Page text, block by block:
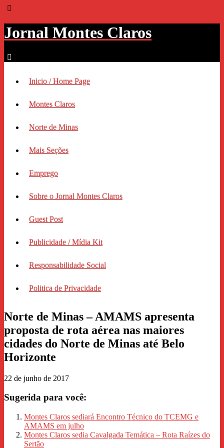
Jornal Montes Claros
Inicio / Home Page
Montes Claros
Norte de Minas
Mais Seções
Emprego
Sobre o Jornal Montes Claros
Guest Post
Publicidade / Mídia Kit
Responsabilidade Social
Politica de Privacidade
Norte de Minas – AMAMS apresenta
proposta de rota aérea nas maiores
cidades do Norte de Minas até Belo
Horizonte
22 de junho de 2017
Sugerida para você:
Montes Claros sediará Encontro Técnico do TCEMG e
AMAMS em julho
Montes Claros sedia Cavalgada Temática – Rota Raízes do
Sertão